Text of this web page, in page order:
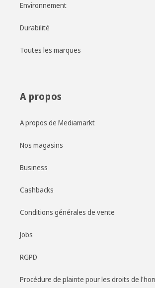
Environnement
Durabilité
Toutes les marques
A propos
A propos de Mediamarkt
Nos magasins
Business
Cashbacks
Conditions générales de vente
Jobs
RGPD
Procédure de plainte pour les droits de